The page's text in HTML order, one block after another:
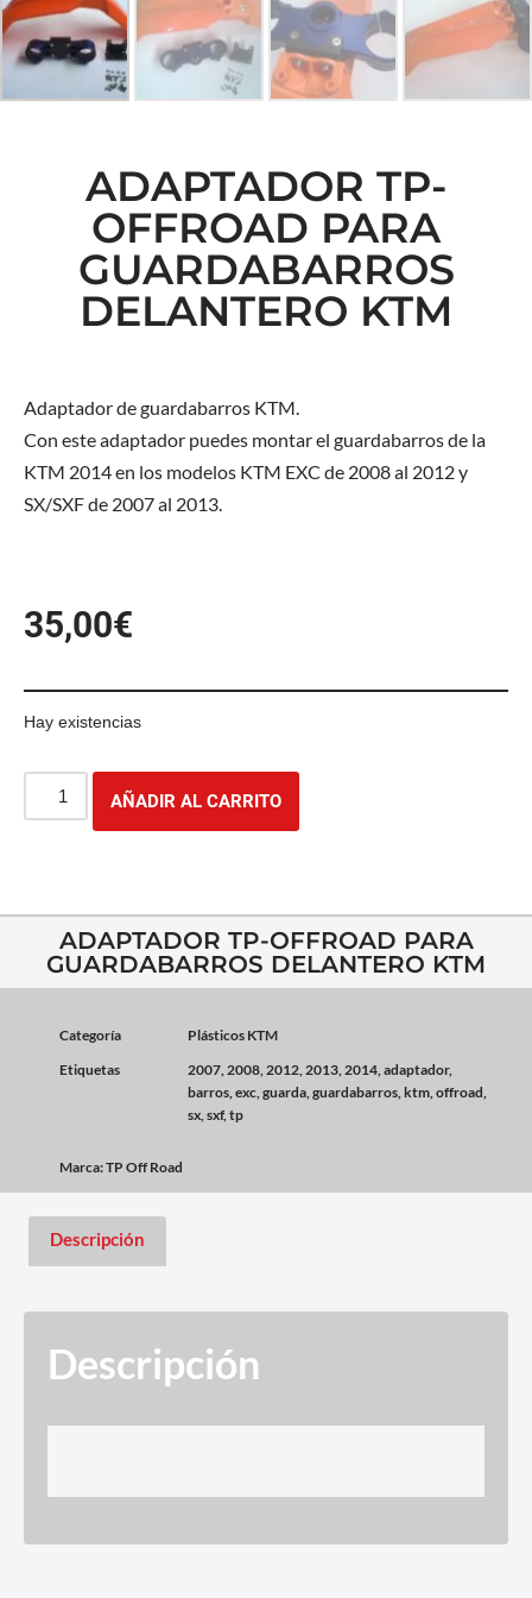
ADAPTADOR TP-
OFFROAD PARA
GUARDABARROS
DELANTERO KTM
Adaptador de guardabarros KTM.
Con este adaptador puedes montar el guardabarros de la
KTM 2014 en los modelos KTM EXC de 2008 al 2012 y
SX/SXF de 2007 al 2013.
35,00€
Hay existencias
AÑADIR AL CARRITO
ADAPTADOR TP-OFFROAD PARA
GUARDABARROS DELANTERO KTM
Categoría
Plásticos KTM
Etiquetas
2007 2008 2012 2013 2014 adaptador,
barros exc guarda guardabarros ktm offroad
sx sxf, tp
Marca:TP Off Road
Descripción
Descripción